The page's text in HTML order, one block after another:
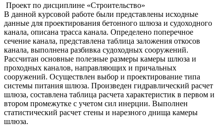
Проект по дисциплине «Строительство»
В данной курсовой работе были представлены исходные
данные для проектирования бетонного шлюза и судоходного
канала, описана трасса канала. Определено поперечное
сечение канала, представлена таблица заложения откосов
канала, выполнена разбивка судоходных сооружений.
Рассчитан основные полезные размеры камеры шлюза и
проходных каналов, направляющих и причальных
сооружений. Осуществлен выбор и проектирование типа
системы питания шлюза. Произведен гидравлический расчет
шлюза, составлена таблица расчета характеристик в первом и
втором промежутке с учетом сил инерции. Выполнен
статистический расчет стены и нарезного днища камеры
шлюза.